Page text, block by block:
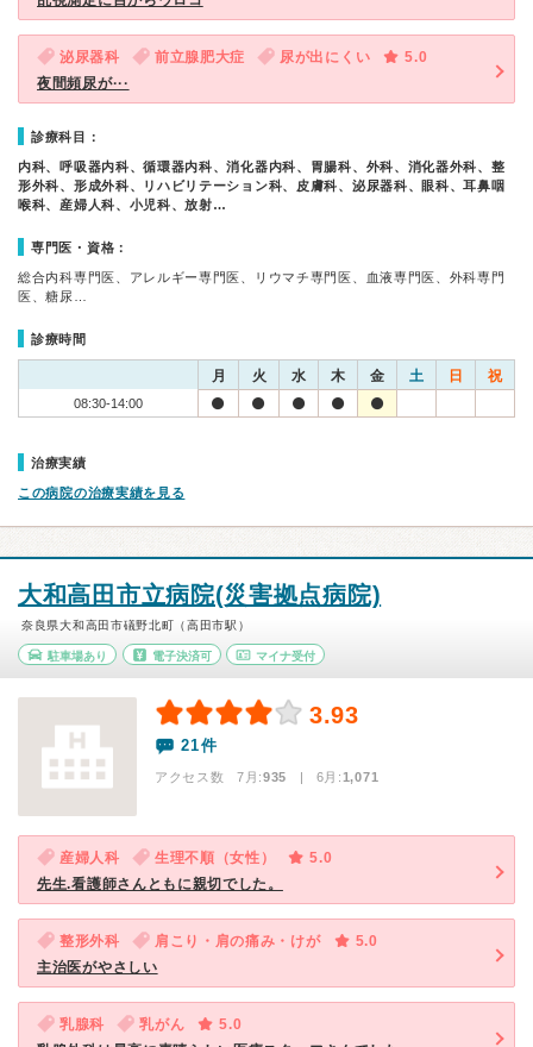
泌尿器科 前立腺肥大症 尿が出にくい
5.0
夜間頻尿が···
診療科目：
内科、呼吸器内科、循環器内科、消化器内科、胃腸科、外科、消化器外科、整
形外科、形成外科、リハビリテーション科、皮膚科、泌尿器科、眼科、耳鼻咽
喉科、産婦人科、小児科、放射…
専門医・資格：
総合内科専門医、アレルギー専門医、リウマチ専門医、血液専門医、外科専門
医、糖尿…
診療時間
月 火 水 木 金 土 日 祝
08:30-14:00
治療実績
この病院の治療実績を見る
大和高田市立病院(災害拠点病院)
奈良県大和高田市礒野北町（高田市駅）
駐車場あり 電子決済可 マイナ受付
3.93
21件
アクセス数 7月:935 | 6月:1,071
産婦人科 生理不順（女性）
5.0
先生.看護師さんともに親切でした。
整形外科 肩こり・肩の痛み・けが
5.0
主治医がやさしい
乳腺科 乳がん
5.0